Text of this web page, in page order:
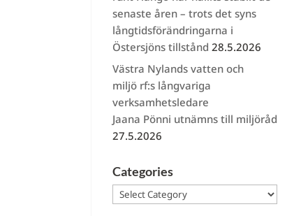
senaste åren – trots det syns
långtidsförändringarna i
Östersjöns tillstånd 28.5.2026
Västra Nylands vatten och
miljö rf:s långvariga
verksamhetsledare
Jaana Pönni utnämns till miljöråd
27.5.2026
Categories
Categories